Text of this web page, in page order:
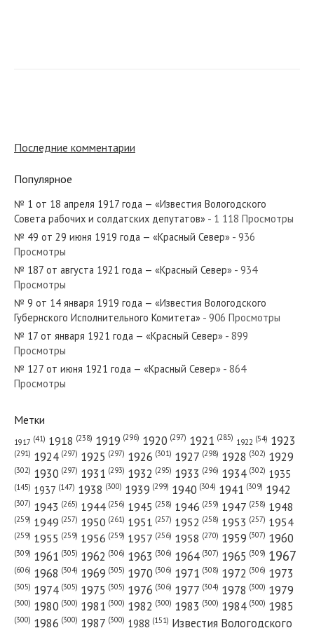
№ 206 от сентября 1920 года — «Красный Север»
№ 41 от октября 1930 года — «Красный Север»
№ 163 от июля 1938 года — «Красный Север»
№ 189 от августа 1942 года — «Красный Север»
№ 48 от февраля 1959 года — «Красный Север»
Последние комментарии
Популярное
№ 1 от 18 апреля 1917 года — «Известия Вологодского
Совета рабочих и солдатских депутатов» - 1 118 Просмотры
№ 49 от 29 июня 1919 года — «Красный Север» - 936
Просмотры
№ 187 от августа 1921 года — «Красный Север» - 934
Просмотры
№ 9 от 14 января 1919 года — «Известия Вологодского
Губернского Исполнительного Комитета» - 906 Просмотры
№ 17 от января 1921 года — «Красный Север» - 899
Просмотры
№ 127 от июня 1921 года — «Красный Север» - 864
Просмотры
Метки
1917 (41) 1918 (238) 1919 (296) 1920 (297) 1921 (285) 1922 (54) 1923
(291) 1924 (297) 1925 (297) 1926 (301) 1927 (298) 1928 (302) 1929
(302) 1930 (297) 1931 (293) 1932 (295) 1933 (296) 1934 (302) 1935
(145) 1937 (147) 1938 (300) 1939 (299) 1940 (304) 1941 (309) 1942
(307) 1943 (265) 1944 (256) 1945 (258) 1946 (259) 1947 (258) 1948
(259) 1949 (257) 1950 (261) 1951 (257) 1952 (258) 1953 (257) 1954
(259) 1955 (259) 1956 (259) 1957 (256) 1958 (270) 1959 (307) 1960
(309) 1961 (305) 1962 (306) 1963 (306) 1964 (307) 1965 (309) 1967
(606) 1968 (304) 1969 (305) 1970 (306) 1971 (308) 1972 (306) 1973
(305) 1974 (305) 1975 (305) 1976 (306) 1977 (304) 1978 (300) 1979
(300) 1980 (300) 1981 (300) 1982 (300) 1983 (300) 1984 (300) 1985
(300) 1986 (300) 1987 (300) 1988 (151) Известия Вологодского